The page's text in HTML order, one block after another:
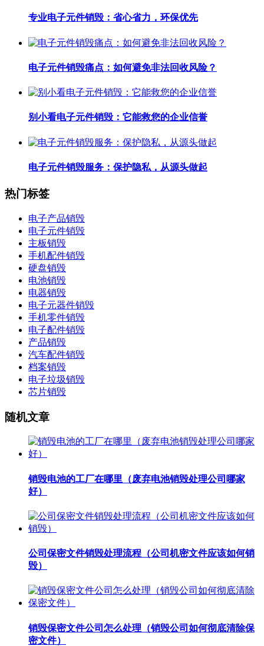
专业电子元件销毁：省心省力，环保优先
电子元件销毁痛点：如何避免非法回收风险？
别小看电子元件销毁：它能救您的企业信誉
电子元件销毁服务：保护隐私，从源头做起
热门标签
电子产品销毁
电子元件销毁
主板销毁
手机配件销毁
硬盘销毁
电池销毁
电器销毁
电子元器件销毁
手机零件销毁
电子配件销毁
产品销毁
汽车配件销毁
档案销毁
电子垃圾销毁
芯片销毁
随机文章
销毁电池的工厂在哪里（废弃电池销毁处理公司哪家
好）
公司保密文件销毁处理流程（公司机密文件应该如何销
毁）
销毁保密文件公司怎么处理（销毁公司如何彻底清除保
密文件）